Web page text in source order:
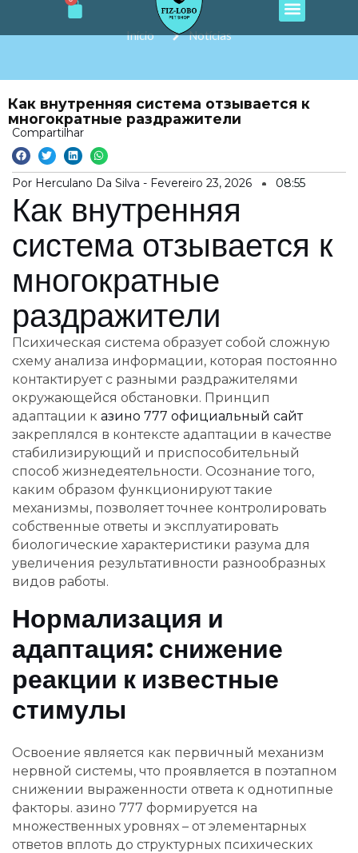
o
r
o
e
p
Início Notícias
Как внутренняя система отзывается к
многократные раздражители
Compartilhar
Por Herculano Da Silva - Fevereiro 23, 2026 08:55
Как внутренняя
система отзывается к
многократные
раздражители
Психическая система образует собой сложную
схему анализа информации, которая постоянно
контактирует с разными раздражителями
окружающейся обстановки. Принцип
адаптации к азино 777 официальный сайт
закреплялся в контексте адаптации в качестве
стабилизирующий и приспособительный
способ жизнедеятельности. Осознание того,
каким образом функционируют такие
механизмы, позволяет точнее контролировать
собственные ответы и эксплуатировать
биологические характеристики разума для
увеличения результативности разнообразных
видов работы.
Нормализация и
адаптация: снижение
реакции к известные
стимулы
Освоение является как первичный механизм
нервной системы, что проявляется в поэтапном
снижении выраженности ответа к однотипные
факторы. азино 777 формируется на
множественных уровнях – от элементарных
ответов вплоть до структурных психических